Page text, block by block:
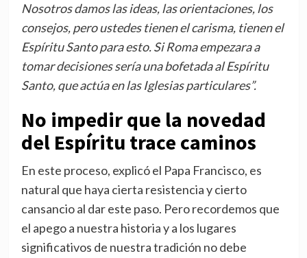
Nosotros damos las ideas, las orientaciones, los
consejos, pero ustedes tienen el carisma, tienen el
Espíritu Santo para esto. Si Roma empezara a
tomar decisiones sería una bofetada al Espíritu
Santo, que actúa en las Iglesias particulares”.
No impedir que la novedad
del Espíritu trace caminos
En este proceso, explicó el Papa Francisco, es
natural que haya cierta resistencia y cierto
cansancio al dar este paso. Pero recordemos que
el apego a nuestra historia y a los lugares
significativos de nuestra tradición no debe